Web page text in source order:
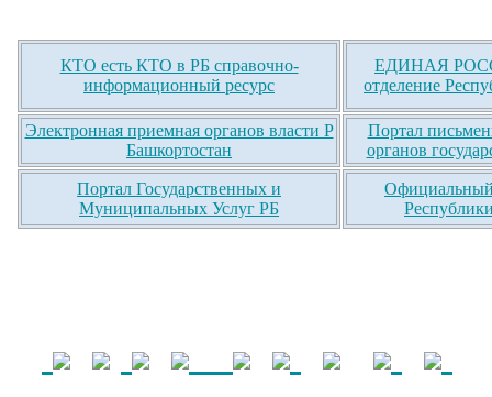
КТО есть КТО в РБ справочно-
информационный ресурс
ЕДИНАЯ
отделение
Электронная приемная органов власти Р
Башкортостан
Портал
органов
Портал Государственных и
Муниципальных Услуг РБ
Официальный